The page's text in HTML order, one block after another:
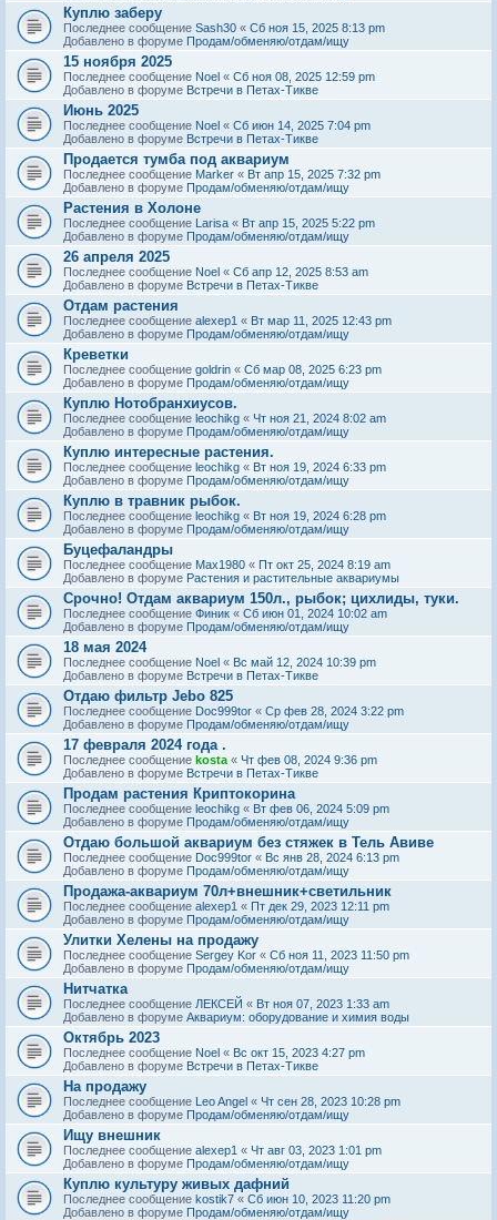
Куплю заберу
Последнее сообщение Sash30 « Сб ноя 15, 2025 8:13 pm
Добавлено в форуме Продам/обменяю/отдам/ищу
15 ноября 2025
Последнее сообщение Noel « Сб ноя 08, 2025 12:59 pm
Добавлено в форуме Встречи в Петах-Тикве
Июнь 2025
Последнее сообщение Noel « Сб июн 14, 2025 7:04 pm
Добавлено в форуме Встречи в Петах-Тикве
Продается тумба под аквариум
Последнее сообщение Marker « Вт апр 15, 2025 7:32 pm
Добавлено в форуме Продам/обменяю/отдам/ищу
Растения в Холоне
Последнее сообщение Larisa « Вт апр 15, 2025 5:22 pm
Добавлено в форуме Продам/обменяю/отдам/ищу
26 апреля 2025
Последнее сообщение Noel « Сб апр 12, 2025 8:53 am
Добавлено в форуме Встречи в Петах-Тикве
Отдам растения
Последнее сообщение alexep1 « Вт мар 11, 2025 12:43 pm
Добавлено в форуме Продам/обменяю/отдам/ищу
Креветки
Последнее сообщение goldrin « Сб мар 08, 2025 6:23 pm
Добавлено в форуме Продам/обменяю/отдам/ищу
Куплю Нотобранхиусов.
Последнее сообщение leochikg « Чт ноя 21, 2024 8:02 am
Добавлено в форуме Продам/обменяю/отдам/ищу
Куплю интересные растения.
Последнее сообщение leochikg « Вт ноя 19, 2024 6:33 pm
Добавлено в форуме Продам/обменяю/отдам/ищу
Куплю в травник рыбок.
Последнее сообщение leochikg « Вт ноя 19, 2024 6:28 pm
Добавлено в форуме Продам/обменяю/отдам/ищу
Буцефаландры
Последнее сообщение Max1980 « Пт окт 25, 2024 8:19 am
Добавлено в форуме Растения и растительные аквариумы
Срочно! Отдам аквариум 150л., рыбок; цихлиды, туки.
Последнее сообщение Финик « Сб июн 01, 2024 10:02 am
Добавлено в форуме Продам/обменяю/отдам/ищу
18 мая 2024
Последнее сообщение Noel « Вс май 12, 2024 10:39 pm
Добавлено в форуме Встречи в Петах-Тикве
Отдаю фильтр Jebo 825
Последнее сообщение Doc999tor « Ср фев 28, 2024 3:22 pm
Добавлено в форуме Продам/обменяю/отдам/ищу
17 февраля 2024 года .
Последнее сообщение kosta « Чт фев 08, 2024 9:36 pm
Добавлено в форуме Встречи в Петах-Тикве
Продам растения Криптокорина
Последнее сообщение leochikg « Вт фев 06, 2024 5:09 pm
Добавлено в форуме Продам/обменяю/отдам/ищу
Отдаю большой аквариум без стяжек в Тель Авиве
Последнее сообщение Doc999tor « Вс янв 28, 2024 6:13 pm
Добавлено в форуме Продам/обменяю/отдам/ищу
Продажа-аквариум 70л+внешник+светильник
Последнее сообщение alexep1 « Пт дек 29, 2023 12:11 pm
Добавлено в форуме Продам/обменяю/отдам/ищу
Улитки Хелены на продажу
Последнее сообщение Sergey Kor « Сб ноя 11, 2023 11:50 pm
Добавлено в форуме Продам/обменяю/отдам/ищу
Нитчатка
Последнее сообщение ЛЕКСЕЙ « Вт ноя 07, 2023 1:33 am
Добавлено в форуме Аквариум: оборудование и химия воды
Октябрь 2023
Последнее сообщение Noel « Вс окт 15, 2023 4:27 pm
Добавлено в форуме Встречи в Петах-Тикве
На продажу
Последнее сообщение Leo Angel « Чт сен 28, 2023 10:28 pm
Добавлено в форуме Продам/обменяю/отдам/ищу
Ищу внешник
Последнее сообщение alexep1 « Чт авг 03, 2023 1:01 pm
Добавлено в форуме Продам/обменяю/отдам/ищу
Куплю культуру живых дафний
Последнее сообщение kostik7 « Сб июн 10, 2023 11:20 pm
Добавлено в форуме Продам/обменяю/отдам/ищу